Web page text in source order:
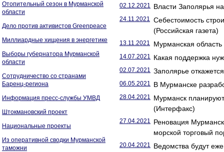
Отопительный сезон в Мурманской
области
Дело против активистов Greenpeace
Миллиардные хищения в энергетике
Выборы губернатора Мурманской
области
Сотрудничество со странами
Баренц-региона
Информация пресс-службы УМВД
Штокмановский проект
Национальные проекты
Из оперативной сводки Мурманской
таможни
02.12.2021 Власти Заполярья
24.11.2021 Себестоимость
(Российская газета)
13.11.2021 Мурманская
14.07.2021 Какая поддержка
02.07.2021 Заполярье
06.05.2021 В Мурманске
28.04.2021 Мурманск
(Интерфакс)
27.04.2021 Реновация
морской торговый
20.04.2021 Ведомства будут